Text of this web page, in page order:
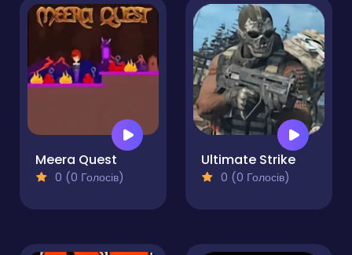
Meera Quest
0 (0 Голосів)
Ultimate Strike
0 (0 Голосів)